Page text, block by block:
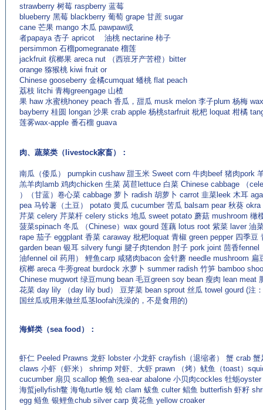
strawberry 树莓 raspberry 蓝莓
blueberry 黑莓 blackberry 葡萄 grape 甘蔗 sugar
cane 芒果 mango 木瓜 pawpaw或
者papaya 杏子 apricot 油桃 nectarine 柿子
persimmon 石榴pomegranate 榴莲
jackfruit 槟榔果 areca nut （西班牙产苦橙）bitter
orange 猕猴桃 kiwi fruit or
Chinese gooseberry 金橘cumquat 蟠桃 flat peach
荔枝 litchi 青梅greengage 山楂
果 haw 水蜜桃honey peach 香瓜，甜瓜 musk melon 李子plum 杨梅
bayberry 桂圆 longan 沙果 crab apple 杨桃starfruit 枇杷 loquat 柑橘
莲雾wax-apple 番石榴 guava
肉、蔬菜类（livestock家畜）：
南瓜（倭瓜） pumpkin cushaw 甜玉米 Sweet corn 牛肉beef 猪肉pork
羔羊肉lamb 鸡肉chicken 生菜 莴苣lettuce 白菜 Chinese cabbage （
）（甘蓝）卷心菜 cabbage 萝卜 radish 胡萝卜 carrot 韭菜leek 木耳
pea 马铃薯（土豆） potato 黄瓜 cucumber 苦瓜 balsam pear 秋葵 okra
芹菜 celery 芹菜杆 celery sticks 地瓜 sweet potato 蘑菇 mushroom 橄
菠菜spinach 冬瓜 （Chinese）wax gourd 莲藕 lotus root 紫菜 laver 油
rape 茄子 eggplant 香菜 caraway 枇杷loquat 青椒 green pepper 四季豆
garden bean 银耳 silvery fungi 腱子肉tendon 肘子 pork joint 茴香fennel
油fennel oil 药用） 鲤鱼carp 咸猪肉bacon 金针蘑 needle mushroom 扁
槟榔 areca 牛蒡great burdock 水萝卜 summer radish 竹笋 bamboo
Chinese mugwort 绿豆mung bean 毛豆green soy bean 瘦肉 lean meat
花菜 day lily （day lily bud） 豆芽菜 bean sprout 丝瓜 towel gourd (注
国丝瓜或用来做丝瓜茎loofah洗澡的，不是食用的)
海鲜类（sea food）：
虾仁 Peeled Prawns 龙虾 lobster 小龙虾 crayfish（退缩者） 蟹 crab 蟹
claws 小虾（虾米） shrimp 对虾、大虾 prawn （烤）鱿鱼（toast）
cucumber 扇贝 scallop 鲍鱼 sea-ear abalone 小贝肉cockles 牡蛎
海蜇jellyfish鳖 海龟turtle 蚬 蛤 clam 鲅鱼 culter 鲳鱼 butterfish 虾籽
egg 鲢鱼 银鲤鱼chub silver carp 黄花鱼 yellow croaker